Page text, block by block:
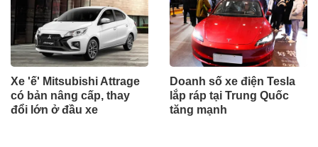
Xe 'ế' Mitsubishi Attrage
có bản nâng cấp, thay
đổi lớn ở đầu xe
Doanh số xe điện Tesla
lắp ráp tại Trung Quốc
tăng mạnh